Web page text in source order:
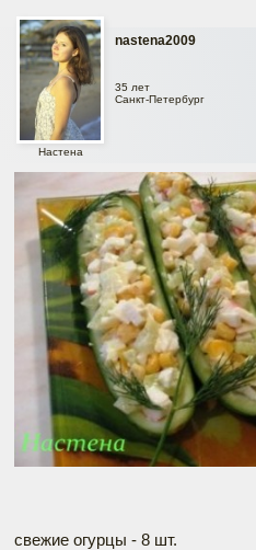
nastena2009
Настена
35 лет
Санкт-Петербург
свежие огурцы - 8 шт.